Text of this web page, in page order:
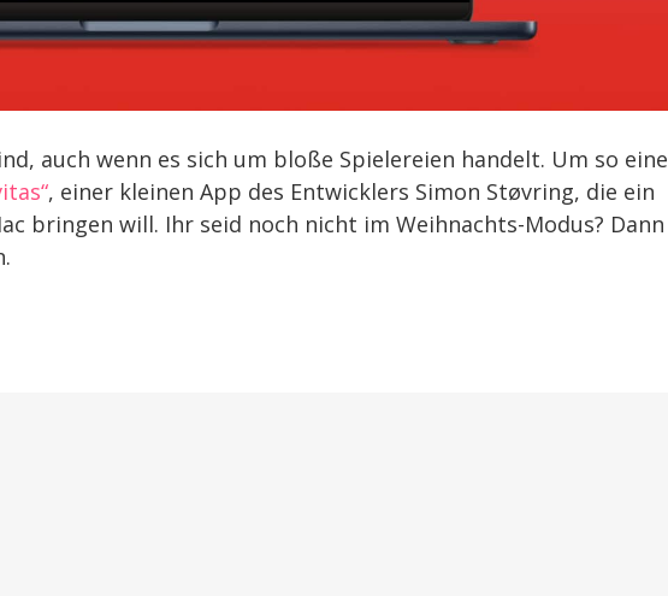
auch wenn es sich um bloße Spielereien handelt. Um so eine
, einer kleinen App des Entwicklers Simon Støvring, die ein
bringen will. Ihr seid noch nicht im Weihnachts-Modus? Dann